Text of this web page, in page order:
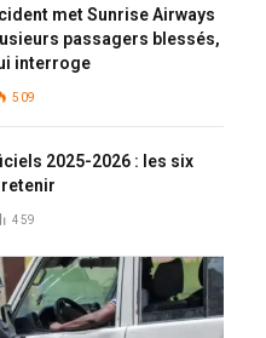
met Sunrise Airways
passagers blessés,
interroge
509
2025-2026 : les six
459